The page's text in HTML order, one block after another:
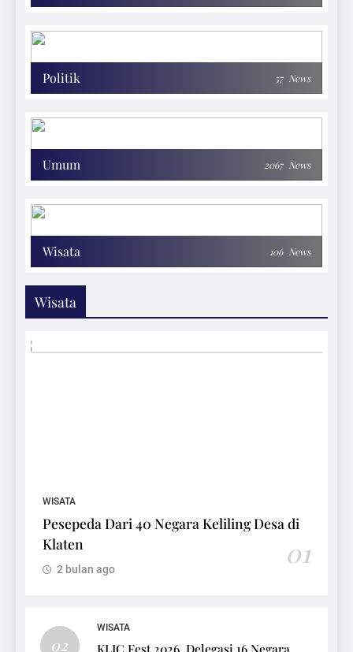
Politik 57 News
Umum 2067 News
Wisata 106 News
Wisata
WISATA
Pesepeda Dari 40 Negara Keliling Desa di
Klaten
01
2 bulan ago
02
WISATA
KLIC Fest 2026, Delegasi 16 Negara